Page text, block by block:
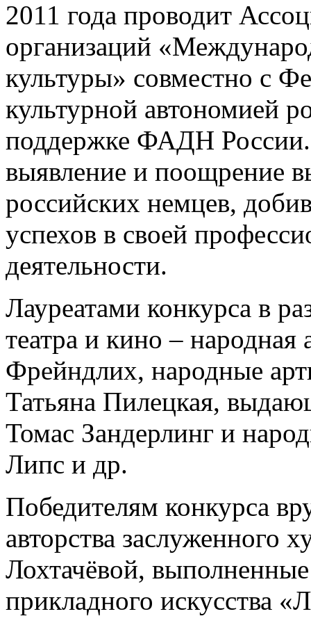
2011 года проводит
организаций
культуры» совместно с
культурной автономией
поддержке ФАДН России.
выявление и поощрение
российских немцев,
успехов в своей
деятельности.
Лауреатами конкурса в
театра и кино –
Фрейндлих, народные
Татьяна Пилецкая,
Томас Зандерлинг и
Липс и др.
Победителям конкурса
авторства заслуженного
Лохтачёвой,
прикладного искусства